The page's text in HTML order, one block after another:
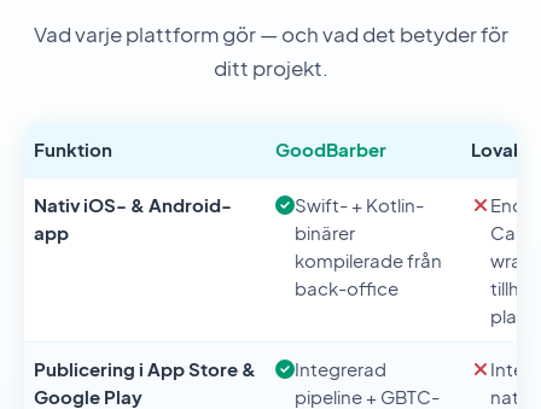
Vad varje plattform gör — och vad det betyder för
ditt projekt.
Funktion GoodBarber Lovable
Nativ iOS- & Android-
app
Swift- + Kotlin-
binärer
kompilerade från
back-office
Publicering i App Store &
Google Play
Integrerad
pipeline + GBTC-
Inte
nativ